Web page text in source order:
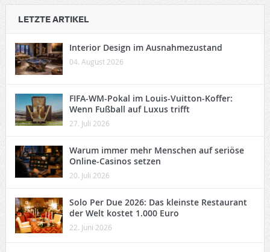
LETZTE ARTIKEL
Interior Design im Ausnahmezustand
04. August 2026
FIFA-WM-Pokal im Louis-Vuitton-Koffer:
Wenn Fußball auf Luxus trifft
27. Juli 2026
Warum immer mehr Menschen auf seriöse
Online-Casinos setzen
20. Juli 2026
Solo Per Due 2026: Das kleinste Restaurant
der Welt kostet 1.000 Euro
22. Juni 2026